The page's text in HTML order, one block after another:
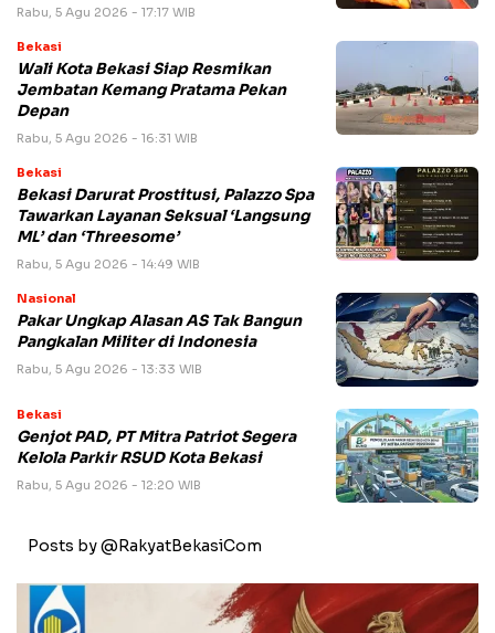
Rabu, 5 Agu 2026 - 17:17 WIB
Bekasi
Wali Kota Bekasi Siap Resmikan
Jembatan Kemang Pratama Pekan
Depan
Rabu, 5 Agu 2026 - 16:31 WIB
Bekasi
Bekasi Darurat Prostitusi, Palazzo Spa
Tawarkan Layanan Seksual ‘Langsung
ML’ dan ‘Threesome’
Rabu, 5 Agu 2026 - 14:49 WIB
Nasional
Pakar Ungkap Alasan AS Tak Bangun
Pangkalan Militer di Indonesia
Rabu, 5 Agu 2026 - 13:33 WIB
Bekasi
Genjot PAD, PT Mitra Patriot Segera
Kelola Parkir RSUD Kota Bekasi
Rabu, 5 Agu 2026 - 12:20 WIB
Posts by @RakyatBekasiCom